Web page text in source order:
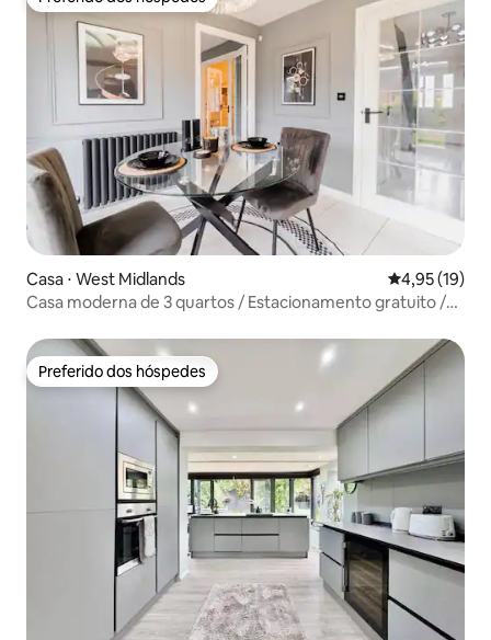
Preferido dos hóspedes
Casa ⋅ West Midlands 4,95 de uma
4,95 (19)
Casa moderna de 3 quartos / Estacionamento gratuito /
Preferido dos hóspedes
Preferido dos hóspedes